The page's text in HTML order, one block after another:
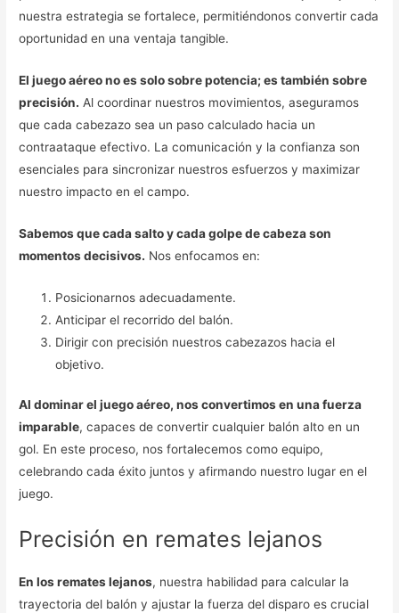
nuestra estrategia se fortalece, permitiéndonos convertir cada
oportunidad en una ventaja tangible.
El juego aéreo no es solo sobre potencia; es también sobre
precisión. Al coordinar nuestros movimientos, aseguramos
que cada cabezazo sea un paso calculado hacia un
contraataque efectivo. La comunicación y la confianza son
esenciales para sincronizar nuestros esfuerzos y maximizar
nuestro impacto en el campo.
Sabemos que cada salto y cada golpe de cabeza son
momentos decisivos. Nos enfocamos en:
Posicionarnos adecuadamente.
Anticipar el recorrido del balón.
Dirigir con precisión nuestros cabezazos hacia el
objetivo.
Al dominar el juego aéreo, nos convertimos en una fuerza
imparable, capaces de convertir cualquier balón alto en un
gol. En este proceso, nos fortalecemos como equipo,
celebrando cada éxito juntos y afirmando nuestro lugar en el
juego.
Precisión en remates lejanos
En los remates lejanos, nuestra habilidad para calcular la
trayectoria del balón y ajustar la fuerza del disparo es crucial